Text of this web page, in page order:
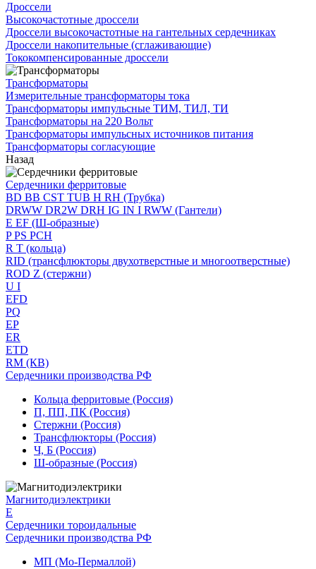
Дроссели
Высокочастотные дроссели
Дроссели высокочастотные на гантельных сердечниках
Дроссели накопительные (сглаживающие)
Тококомпенсированные дроссели
Трансформаторы
Измерительные трансформаторы тока
Трансформаторы импульсные ТИМ, ТИЛ, ТИ
Трансформаторы на 220 Вольт
Трансформаторы импульсных источников питания
Трансформаторы согласующие
Назад
Сердечники ферритовые
BD BB CST TUB H RH (Трубка)
DRWW DR2W DRH IG IN I RWW (Гантели)
E EF (Ш-образные)
P PS PCH
R T (кольца)
RID (трансфлюкторы двухотверстные и многоотверстные)
ROD Z (стержни)
U I
EFD
PQ
EP
ER
ETD
RM (КВ)
Сердечники производства РФ
Кольца ферритовые (Россия)
П, ПП, ПК (Россия)
Стержни (Россия)
Трансфлюкторы (Россия)
Ч, Б (Россия)
Ш-образные (Россия)
Магнитодиэлектрики
E
Сердечники тороидальные
Сердечники производства РФ
МП (Мо-Пермаллой)